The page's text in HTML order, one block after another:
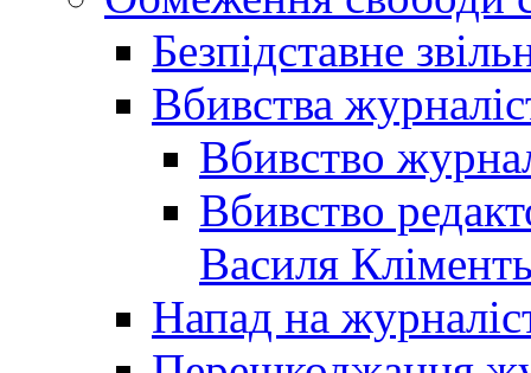
Безпідставне
Вбивства
Вбивство
Вбивство
Василя
Напад на